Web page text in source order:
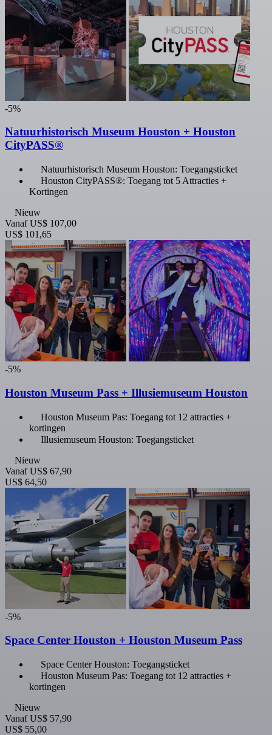
-5%
Natuurhistorisch Museum Houston + Houston
CityPASS®
Natuurhistorisch Museum Houston: Toegangsticket
Houston CityPASS®: Toegang tot 5 Attracties +
Kortingen
Nieuw
Vanaf US$ 107,00
US$ 101,65
-5%
Houston Museum Pass + Illusiemuseum Houston
Houston Museum Pas: Toegang tot 12 attracties +
kortingen
Illusiemuseum Houston: Toegangsticket
Nieuw
Vanaf US$ 67,90
US$ 64,50
-5%
Space Center Houston + Houston Museum Pass
Space Center Houston: Toegangsticket
Houston Museum Pas: Toegang tot 12 attracties +
kortingen
Nieuw
Vanaf US$ 57,90
US$ 55,00